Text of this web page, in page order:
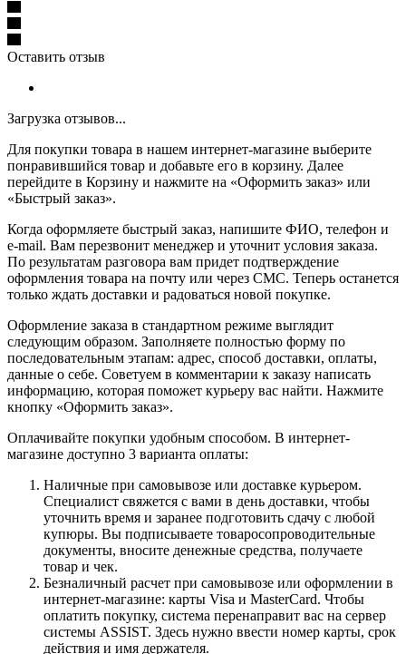
Оставить отзыв
Загрузка отзывов...
Для покупки товара в нашем интернет-магазине выберите
понравившийся товар и добавьте его в корзину. Далее
перейдите в Корзину и нажмите на «Оформить заказ» или
«Быстрый заказ».
Когда оформляете быстрый заказ, напишите ФИО, телефон и
e-mail. Вам перезвонит менеджер и уточнит условия заказа.
По результатам разговора вам придет подтверждение
оформления товара на почту или через СМС. Теперь останется
только ждать доставки и радоваться новой покупке.
Оформление заказа в стандартном режиме выглядит
следующим образом. Заполняете полностью форму по
последовательным этапам: адрес, способ доставки, оплаты,
данные о себе. Советуем в комментарии к заказу написать
информацию, которая поможет курьеру вас найти. Нажмите
кнопку «Оформить заказ».
Оплачивайте покупки удобным способом. В интернет-
магазине доступно 3 варианта оплаты:
Наличные при самовывозе или доставке курьером.
Специалист свяжется с вами в день доставки, чтобы
уточнить время и заранее подготовить сдачу с любой
купюры. Вы подписываете товаросопроводительные
документы, вносите денежные средства, получаете
товар и чек.
Безналичный расчет при самовывозе или оформлении в
интернет-магазине: карты Visa и MasterCard. Чтобы
оплатить покупку, система перенаправит вас на сервер
системы ASSIST. Здесь нужно ввести номер карты, срок
действия и имя держателя.